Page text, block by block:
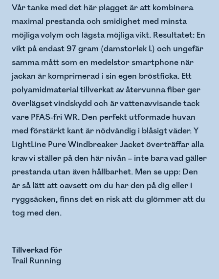
Vår tanke med det här plagget är att kombinera
maximal prestanda och smidighet med minsta
möjliga volym och lägsta möjliga vikt. Resultatet: En
vikt på endast 97 gram (damstorlek L) och ungefär
samma mått som en medelstor smartphone när
jackan är komprimerad i sin egen bröstficka. Ett
polyamidmaterial tillverkat av återvunna fiber ger
överlägset vindskydd och är vattenavvisande tack
vare PFAS-fri WR. Den perfekt utformade huvan
med förstärkt kant är nödvändig i blåsigt väder. Y
LightLine Pure Windbreaker Jacket överträffar alla
krav vi ställer på den här nivån – inte bara vad gäller
prestanda utan även hållbarhet. Men se upp: Den
är så lätt att oavsett om du har den på dig eller i
ryggsäcken, finns det en risk att du glömmer att du
tog med den.
Tillverkad för
Trail Running